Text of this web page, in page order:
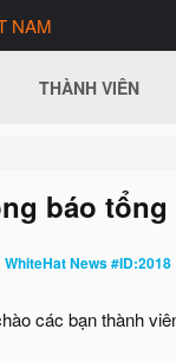
NAM
THÀNH VIÊN
báo tổng
WhiteHat News #ID:2018
các bạn thành